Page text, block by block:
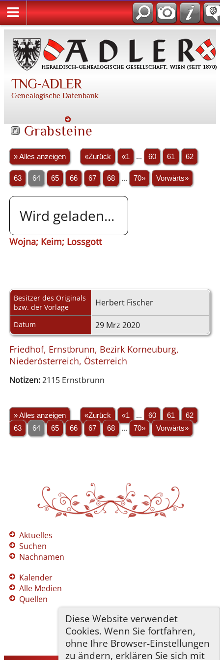
TNG-ADLER
Genealogische Datenbank
Diese Website verwendet
Cookies. Wenn Sie fortfahren,
ohne Ihre Browser-Einstellungen
zu ändern, erklären Sie sich mit
Grabsteine
» Alles anzeigen «Zurück «1 ... 60 61 62
63 64 65 66 67 68 ... 70» Vorwärts»
Wird geladen...
Wojna; Keim; Lossgott
Besitzer des Originals
bzw. der Vorlage
Herbert Fischer
Datum 29 Mrz 2020
Friedhof, Ernstbrunn, Bezirk Korneuburg,
Niederösterreich, Österreich
Notizen:2115 Ernstbrunn
» Alles anzeigen «Zurück «1 ... 60 61
62
63
64 65 66 67 68 ... 70» Vorwärts»
Aktuelles
Suchen
Nachnamen
Kalender
Alle Medien
Quellen